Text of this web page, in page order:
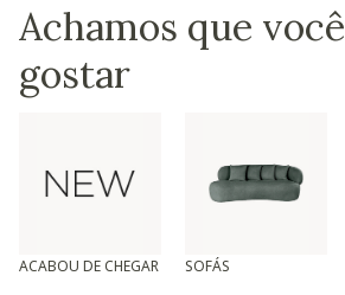
Achamos que
gostar
ACABOU DE CHEGAR SOFÁS